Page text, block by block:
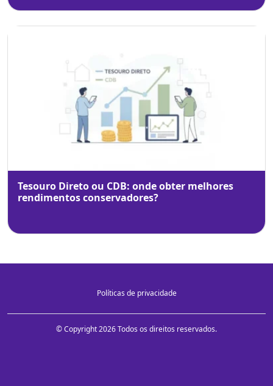
Tesouro Direto ou CDB: onde obter melhores
rendimentos conservadores?
Políticas de privacidade
© Copyright 2026 Todos os direitos reservados.